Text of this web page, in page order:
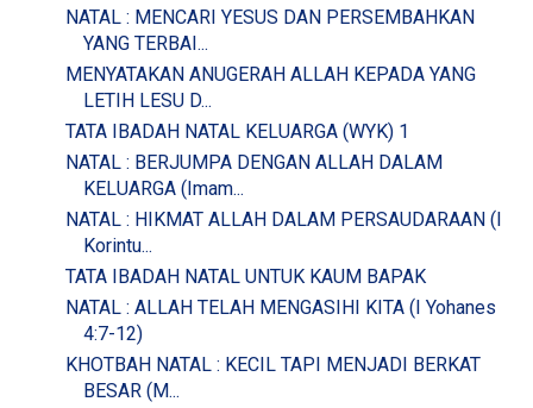
NATAL : MENCARI YESUS DAN PERSEMBAHKAN
YANG TERBAI...
MENYATAKAN ANUGERAH ALLAH KEPADA YANG
LETIH LESU D...
TATA IBADAH NATAL KELUARGA (WYK) 1
NATAL : BERJUMPA DENGAN ALLAH DALAM
KELUARGA (Imam...
NATAL : HIKMAT ALLAH DALAM PERSAUDARAAN (I
Korintu...
TATA IBADAH NATAL UNTUK KAUM BAPAK
NATAL : ALLAH TELAH MENGASIHI KITA (I Yohanes
4:7-12)
KHOTBAH NATAL : KECIL TAPI MENJADI BERKAT
BESAR (M...